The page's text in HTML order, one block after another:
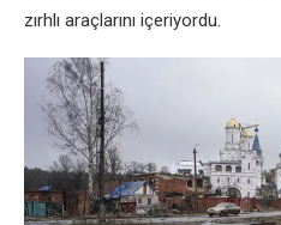
zırhlı araçlarını içeriyordu.